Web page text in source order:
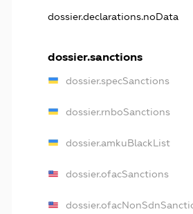
dossier.declarations.noData
dossier.sanctions
dossier.specSanctions
dossier.rnboSanctions
dossier.amkuBlackList
dossier.ofacSanctions